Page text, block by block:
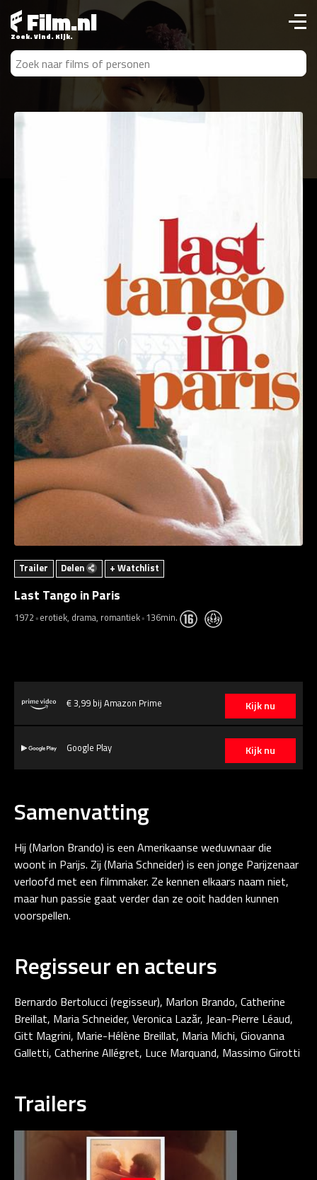
Film.nl
Zoek. Vind. Kijk.
Trailer Delen + Watchlist
Last Tango in Paris
1972 erotiek, drama, romantiek 136min.
Kijk nu
€ 3,99 bij Amazon Prime
Kijk nu
Google Play
Samenvatting
Hij (Marlon Brando) is een Amerikaanse weduwnaar die
woont in Parijs. Zij (Maria Schneider) is een jonge Parijzenaar
verloofd met een filmmaker. Ze kennen elkaars naam niet,
maar hun passie gaat verder dan ze ooit hadden kunnen
voorspellen.
Regisseur en acteurs
Bernardo Bertolucci (regisseur), Marlon Brando, Catherine
Breillat, Maria Schneider, Veronica Lazăr, Jean-Pierre Léaud,
Gitt Magrini, Marie-Hélène Breillat, Maria Michi, Giovanna
Galletti, Catherine Allégret, Luce Marquand, Massimo Girotti
Trailers